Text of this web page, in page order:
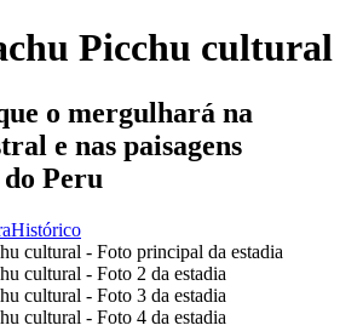
Picchu cultural
o mergulhará na
e nas paisagens
Peru
Histórico